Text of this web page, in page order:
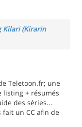
Kilari (Kirarin
Teletoon.fr; une
+ résumés
des séries...
un CC afin de